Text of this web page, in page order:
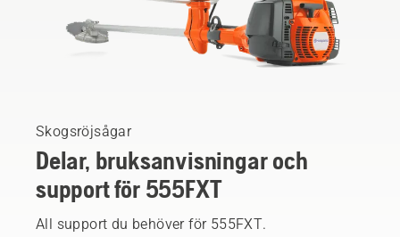
Skogsröjsågar
Delar, bruksanvisningar och
support för 555FXT
All support du behöver för 555FXT.